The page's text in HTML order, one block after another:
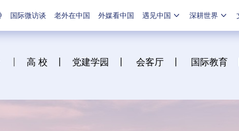
国际微访谈 老外在中国 外媒看中国 遇见中国 深耕世界
高 校 党建学园 会客厅 国际教育